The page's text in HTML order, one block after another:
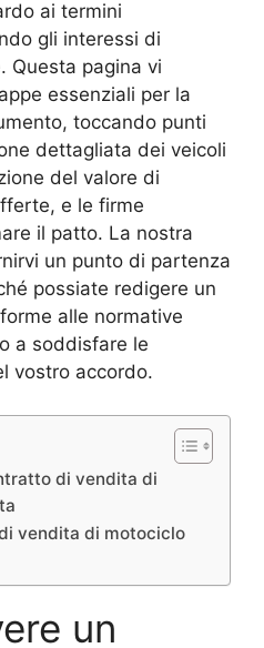
ai termini
gli interessi di
Questa pagina vi
essenziali per la
toccando punti
dettagliata dei veicoli
del valore di
e le firme
il patto. La nostra
un punto di partenza
possiate redigere un
alle normative
a soddisfare le
vostro accordo.
di vendita di
vendita di motociclo
un